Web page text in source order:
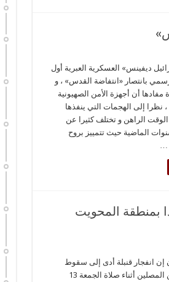
ديفينس» العسكرية العبرية أول
بانتصار «انتفاضة القدس» ، و
أن أجهزة الأمن الصهيونية
نظرا إلى الهجمات التي ينفذها
الراهن و تختلف كثيرا عن
الماضية حيث تتمييز بروح
…
بمنطقة المحويت
انفجار قنبلة أدى إلى سقوط
شهداء وجرحى من المصلين أثناء صلاة الجمعة 13